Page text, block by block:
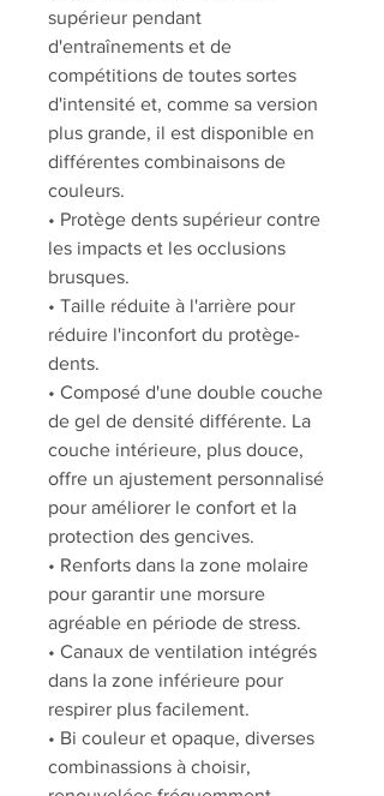
supérieur pendant
d'entraînements et de
compétitions de toutes sortes
d'intensité et, comme sa version
plus grande, il est disponible en
différentes combinaisons de
couleurs.
• Protège dents supérieur contre
les impacts et les occlusions
brusques.
• Taille réduite à l'arrière pour
réduire l'inconfort du protège-
dents.
• Composé d'une double couche
de gel de densité différente. La
couche intérieure, plus douce,
offre un ajustement personnalisé
pour améliorer le confort et la
protection des gencives.
• Renforts dans la zone molaire
pour garantir une morsure
agréable en période de stress.
• Canaux de ventilation intégrés
dans la zone inférieure pour
respirer plus facilement.
• Bi couleur et opaque, diverses
combinassions à choisir,